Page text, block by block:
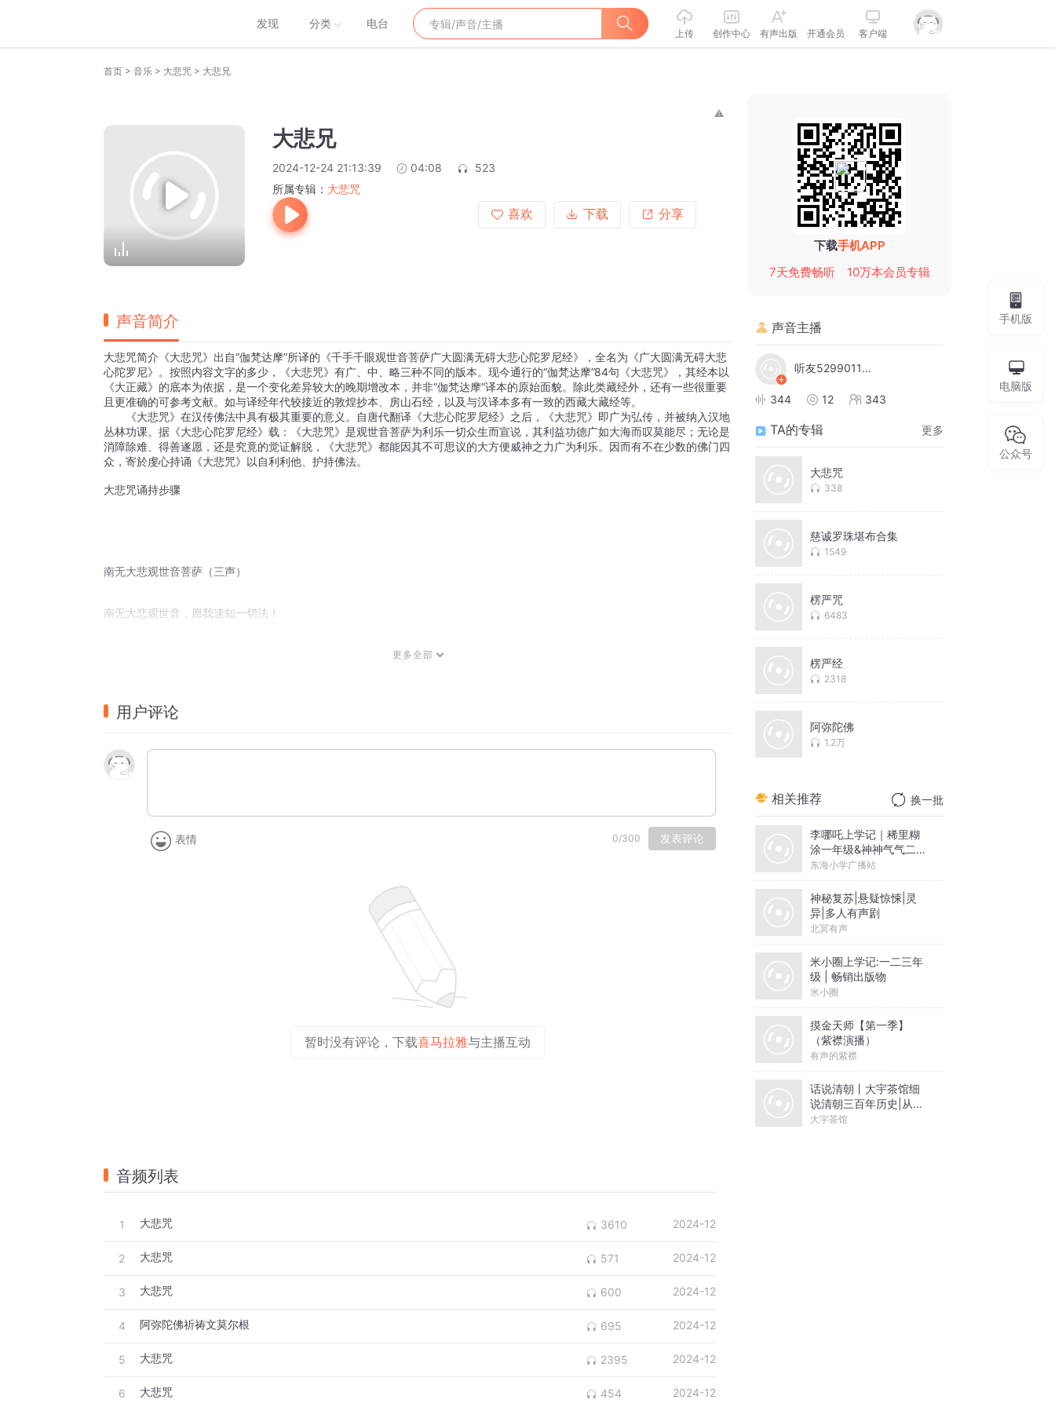
发现 分类 电台
上传 创作中心 有声出版 开通会员 客户端
首页 > 音乐 > 大悲咒 > 大悲兄
大悲兄
2024-12-24 21:13:39 04:08
523
所属专辑： 大悲咒
喜欢
下载 分享
声音简介
大悲咒简介《大悲咒》出自“伽梵达摩”所译的《千手千眼观世音菩萨广大圆满无碍大悲心陀罗尼经》，全名为《广大圆满无碍大悲
心陀罗尼》。按照内容文字的多少，《大悲咒》有广、中、略三种不同的版本。现今通行的“伽梵达摩”84句《大悲咒》，其经本以
《大正藏》的底本为依据，是一个变化差异较大的晚期增改本，并非“伽梵达摩”译本的原始面貌。除此类藏经外，还有一些很重要
且更准确的可参考文献。如与译经年代较接近的敦煌抄本、房山石经，以及与汉译本多有一致的西藏大藏经等。
《大悲咒》在汉传佛法中具有极其重要的意义。自唐代翻译《大悲心陀罗尼经》之后，《大悲咒》即广为弘传，并被纳入汉地
丛林功课。据《大悲心陀罗尼经》载：《大悲咒》是观世音菩萨为利乐一切众生而宣说，其利益功德广如大海而叹莫能尽；无论是
消障除难、得善遂愿，还是究竟的觉证解脱，《大悲咒》都能因其不可思议的大方便威神之力广为利乐。因而有不在少数的佛门四
众，寄於虔心持诵《大悲咒》以自利利他、护持佛法。
大悲咒诵持步骤
南无大悲观世音菩萨（三声）
南无大悲观世音，愿我速知一切法！
南无大悲观世音，愿我速乘般若船！
南无大悲观世音，愿我早得越苦海！
我若向饿鬼，  饿鬼自饱满；
我若向畜生，  自得大智慧。
誓修一切善，  誓断一切恶，
誓度一切众，  誓愿成佛道！
更多全部
用户评论
表情 0/300 发表评论
暂时没有评论，下载喜马拉雅与主播互动
音频列表
1 大悲咒 3610 2024-12
2 大悲咒 571 2024-12
3 大悲咒 600 2024-12
4 阿弥陀佛祈祷文莫尔根 695 2024-12
5 大悲咒 2395 2024-12
6 大悲咒 454 2024-12
下载手机APP
7天免费畅听
10万本会员专辑
声音主播
听友529901199
344 12 343
TA的专辑 更多
大悲咒
338
慈诚罗珠堪布合集
1549
楞严咒
6483
楞严经
2318
阿弥陀佛
1.2万
相关推荐 换一批
李哪吒上学记｜稀里糊
涂一年级&神神气气二年
级
东海小学广播站
神秘复苏|悬疑惊悚|灵
异|多人有声剧
北冥有声
米小圈上学记:一二三年
级 | 畅销出版物
米小圈
摸金天师【第一季】
（紫襟演播）
有声的紫襟
话说清朝丨大宇茶馆细
说清朝三百年历史|从努
尔哈赤到末代皇帝溥仪|
大宇茶馆
手机版
电脑版
公众号